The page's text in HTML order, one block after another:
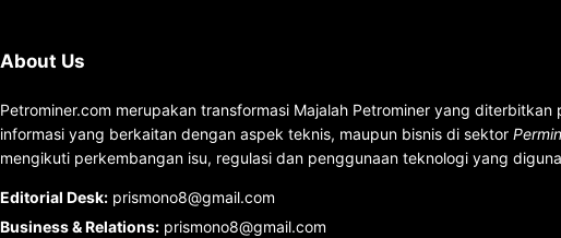
About Us
Petrominer.com merupakan transformasi Majalah Petrominer yang
informasi yang berkaitan dengan aspek teknis, maupun bisnis di sektor
mengikuti perkembangan isu, regulasi dan penggunaan teknologi yang
Editorial Desk: prismono8@gmail.com
Business & Relations: prismono8@gmail.com